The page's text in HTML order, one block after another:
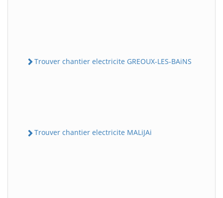
Trouver chantier electricite GREOUX-LES-BAiNS
Trouver chantier electricite MALiJAi